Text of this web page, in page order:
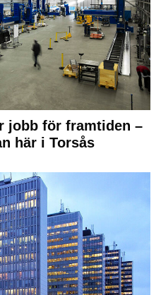
jobb för framtiden –
här i Torsås